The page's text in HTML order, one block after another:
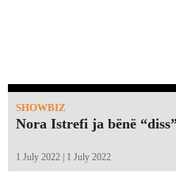
SHOWBIZ
Nora Istrefi ja bënë
1 July 2022 | 1 July 2022